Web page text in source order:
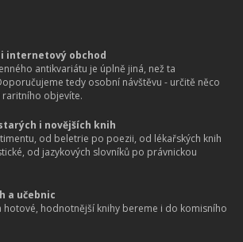
i internetový obchod
antikvariátu je úplně jiná, než ta
tedy osobní návštěvu - určitě něco
raritního objevíte.
i novějších knih
od beletrie po poezii, od lékařských knih
od jazykových slovníků po právnickou
a učebnic
hotové, hodnotnější knihy bereme i do komisního